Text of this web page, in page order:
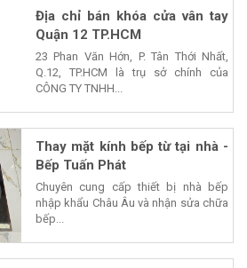
Địa chỉ bán khóa cửa vân tay
Quận 12 TP.HCM
23 Phan Văn Hớn, P. Tân Thới Nhất,
Q.12, TP.HCM là trụ sở chính của
CÔNG TY TNHH...
Thay mặt kính bếp từ tại nhà -
Bếp Tuấn Phát
Chuyên cung cấp thiết bị nhà bếp
nhập khẩu Châu Âu và nhận sửa chữa
bếp...